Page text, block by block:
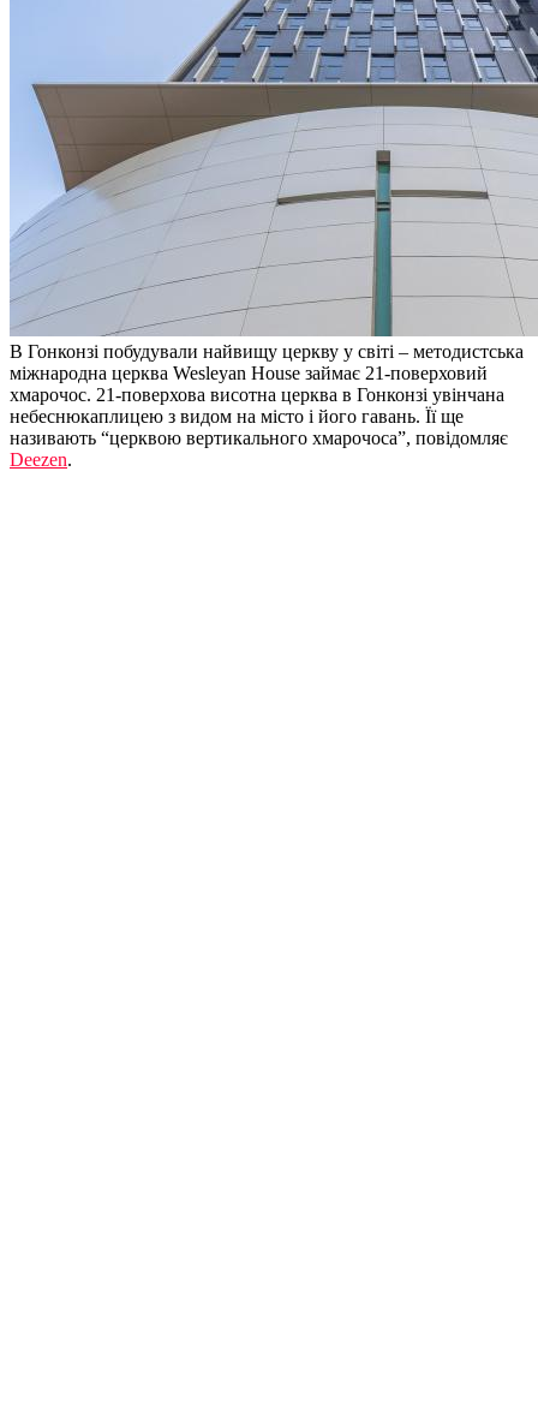
В Гонконзі побудували найвищу церкву у світі – методистська
міжнародна церква Wesleyan House займає 21-поверховий
хмарочос. 21-поверхова висотна церква в Гонконзі увінчана
небеснюкаплицею з видом на місто і його гавань. Її ще
називають “церквою вертикального хмарочоса”, повідомляє
Deezen.